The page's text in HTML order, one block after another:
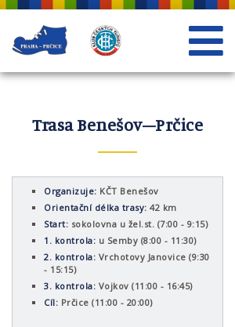
Trasa Benešov–Prčice
Organizuje: KČT Benešov
Orientační délka trasy: 42 km
Start: sokolovna u žel.st. (7:00 - 9:15)
1. kontrola: u Semby (8:00 - 11:30)
2. kontrola: Vrchotovy Janovice (9:30
- 15:15)
3. kontrola: Vojkov (11:00 - 16:45)
Cíl: Prčice (11:00 - 20:00)